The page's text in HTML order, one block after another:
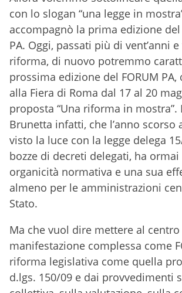
con lo slogan “una legge in
accompagnò la prima edizione del
PA. Oggi, passati più di vent’anni
riforma, di nuovo potremmo
prossima edizione del FORUM PA,
alla Fiera di Roma dal 17 al 20
proposta “Una riforma in mostra”.
Brunetta infatti, che l’anno scorso
visto la luce con la legge delega
bozze di decreti delegati, ha ormai
organicità normativa e una sua
almeno per le amministrazioni
Stato.
Ma che vuol dire mettere al
manifestazione complessa come
riforma legislativa come quella
d.lgs. 150/09 e dai provvedimenti